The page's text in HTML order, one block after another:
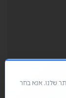
שלנו. אנא בחר